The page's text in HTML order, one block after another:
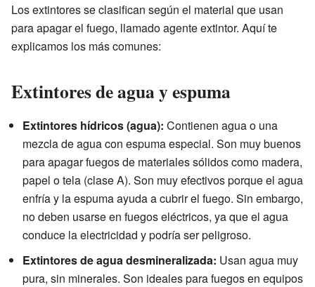
Los extintores se clasifican según el material que usan
para apagar el fuego, llamado agente extintor. Aquí te
explicamos los más comunes:
Extintores de agua y espuma
Extintores hídricos (agua): Contienen agua o una
mezcla de agua con espuma especial. Son muy buenos
para apagar fuegos de materiales sólidos como madera,
papel o tela (clase A). Son muy efectivos porque el agua
enfría y la espuma ayuda a cubrir el fuego. Sin embargo,
no deben usarse en fuegos eléctricos, ya que el agua
conduce la electricidad y podría ser peligroso.
Extintores de agua desmineralizada: Usan agua muy
pura, sin minerales. Son ideales para fuegos en equipos